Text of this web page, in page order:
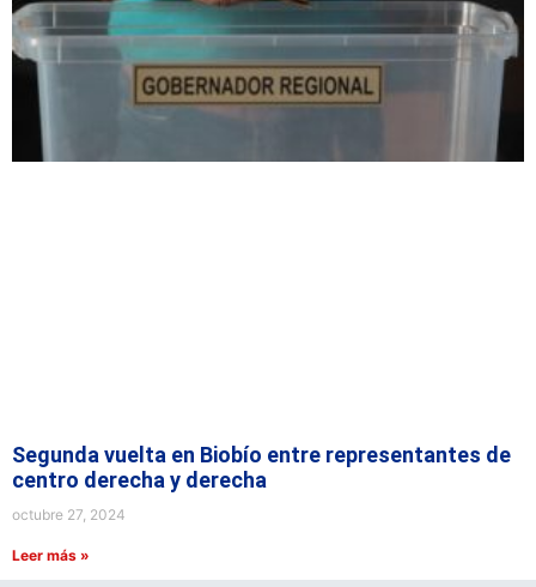
Segunda vuelta en Biobío entre representantes de
centro derecha y derecha
octubre 27, 2024
Leer más »